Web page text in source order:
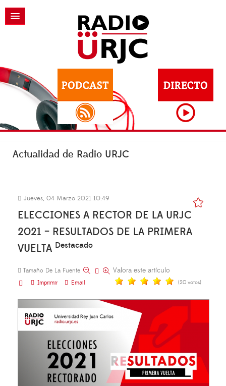
Actualidad de Radio URJC
Jueves, 04 Marzo 2021 10:49
ELECCIONES A RECTOR DE LA URJC
2021 – RESULTADOS DE LA PRIMERA
VUELTA Destacado
Tamaño De La Fuente
Imprimir
Email
Valora este artículo
(20 votos)